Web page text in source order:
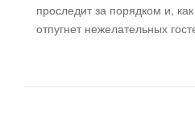
проследит за порядком и,
отпугнет нежелательных